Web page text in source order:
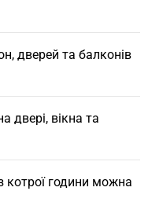
дверей та балконів
двері, вікна та
котрої години можна